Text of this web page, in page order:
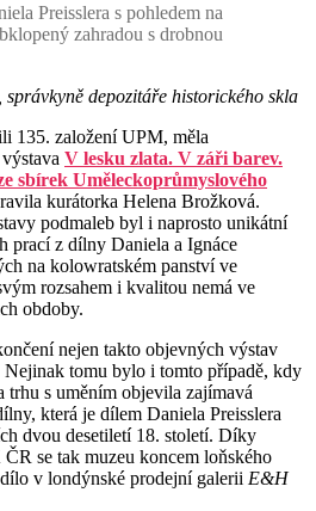
Preisslera s pohledem na
zahradou s drobnou
depozitáře historického skla
135. založení UPM, měla
V lesku zlata. V záři barev.
sbírek Uměleckoprůmyslového
kurátorka Helena Brožková.
podmaleb byl i naprosto unikátní
prací z dílny Daniela a Ignáce
na kolowratském panství ve
rozsahem i kvalitou nemá ve
obdoby.
nejen takto objevných výstav
tomu bylo i tomto případě, kdy
trhu s uměním objevila zajímavá
která je dílem Daniela Preisslera
dvou desetiletí 18. století. Díky
se tak muzeu koncem loňského
v londýnské prodejní galerii E&H